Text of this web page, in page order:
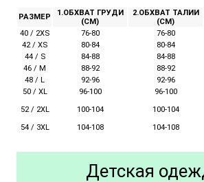
РАЗМЕР
1.ОБХВАТ ГРУДИ
(СМ)
2.ОБХВАТ ТАЛИИ
(СМ)
40 / 2XS
76-80 76-80
42 / XS
80-84 80-84
44 / S
84-88 84-88
46 / M
88-92 88-92
48 / L
92-96 92-96
50 / XL
96-100 96-100
52 / 2XL
100-104 100-104
54 / 3XL
104-108 104-108
Детская